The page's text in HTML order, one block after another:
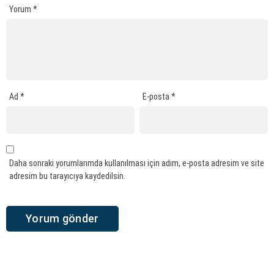
Yorum *
Ad * E-posta*
Daha sonraki yorumlarımda kullanılması için adım, e-posta adresim ve site
adresim bu tarayıcıya kaydedilsin.